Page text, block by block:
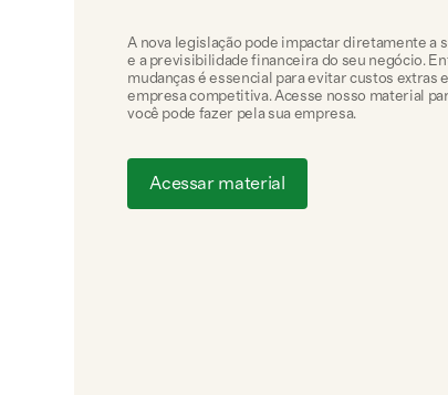
A nova legislação pode impactar diretamente a
e a previsibilidade financeira do seu negócio.
mudanças é essencial para evitar custos extras
empresa competitiva. Acesse nosso material
você pode fazer pela sua empresa.
Acessar material